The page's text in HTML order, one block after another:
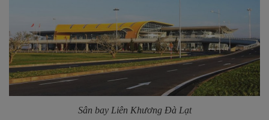
Sân bay Liên Khương Đà Lạt